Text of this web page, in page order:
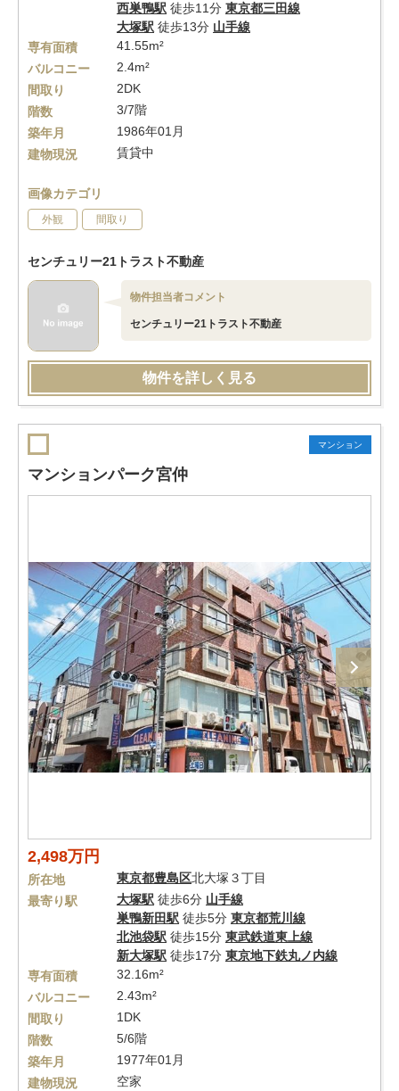
西巣鴨駅 徒歩11分 東京都三田線
大塚駅 徒歩13分 山手線
専有面積
41.55m²
バルコニー
2.4m²
間取り
2DK
階数
3/7階
築年月
1986年01月
建物現況
賃貸中
画像カテゴリ
外観 間取り
センチュリー21トラスト不動産
物件担当者コメント
センチュリー21トラスト不動産
物件を詳しく見る
マンション
マンションパーク宮仲
2,498万円
所在地 東京都豊島区北大塚３丁目
最寄り駅
大塚駅 徒歩6分 山手線
巣鴨新田駅 徒歩5分 東京都荒川線
北池袋駅 徒歩15分 東武鉄道東上線
新大塚駅 徒歩17分 東京地下鉄丸ノ内線
専有面積
32.16m²
バルコニー
2.43m²
間取り
1DK
階数
5/6階
築年月
1977年01月
建物現況
空家